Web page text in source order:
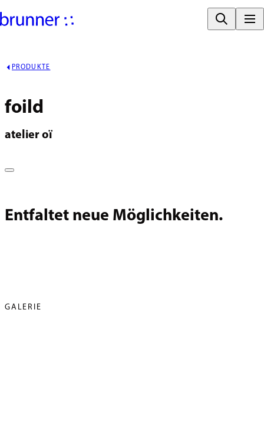
PRODUKTE
foild
atelier oï
Entfaltet neue Möglichkeiten.
GALERIE